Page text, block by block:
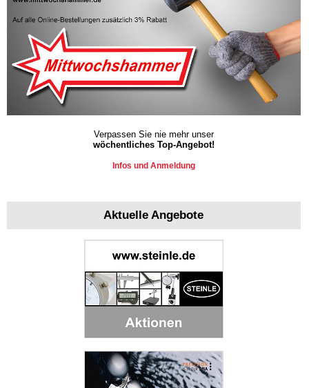
Verpassen Sie nie mehr unser
wöchentliches Top-Angebot!
Infos und Anmeldung
Aktuelle Angebote